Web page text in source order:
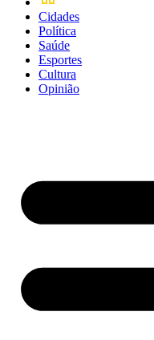
Cidades
Política
Saúde
Esportes
Cultura
Opinião